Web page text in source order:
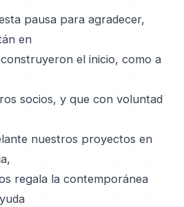
pausa para agradecer,
en
el inicio, como a
socios, y que con voluntad
nuestros proyectos en
regala la contemporánea